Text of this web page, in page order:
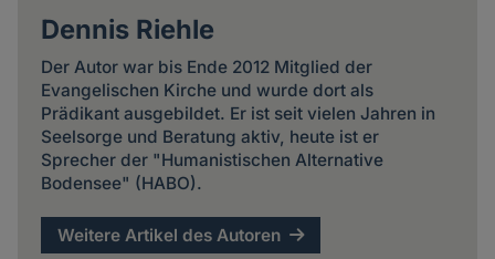
Dennis Riehle
Der Autor war bis Ende 2012 Mitglied der
Evangelischen Kirche und wurde dort als
Prädikant ausgebildet. Er ist seit vielen Jahren in
Seelsorge und Beratung aktiv, heute ist er
Sprecher der "Humanistischen Alternative
Bodensee" (HABO).
Weitere Artikel des Autoren